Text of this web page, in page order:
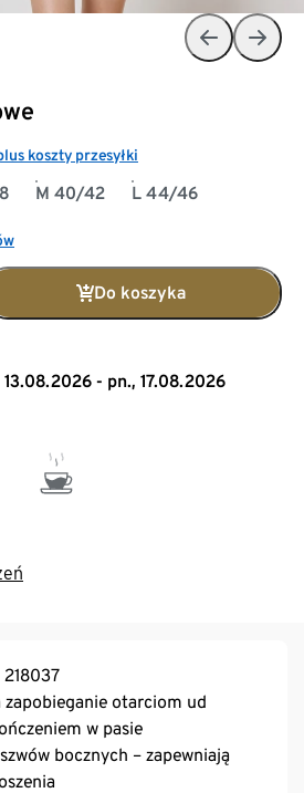
koszty przesyłki
M 40/42 L 44/46
Do koszyka
13.08.2026 - pn., 17.08.2026
zapobieganie otarciom ud
w pasie
bocznych – zapewniają